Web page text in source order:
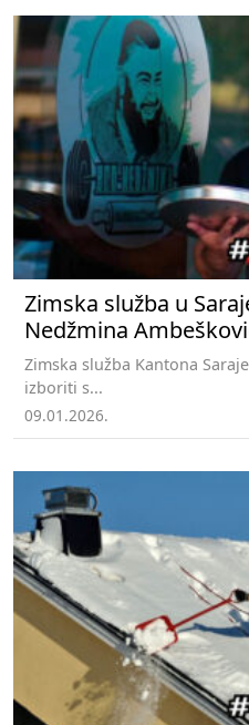
Zimska služba u
Nedžmina
Zimska služba Kantona
izboriti s...
09.01.2026.